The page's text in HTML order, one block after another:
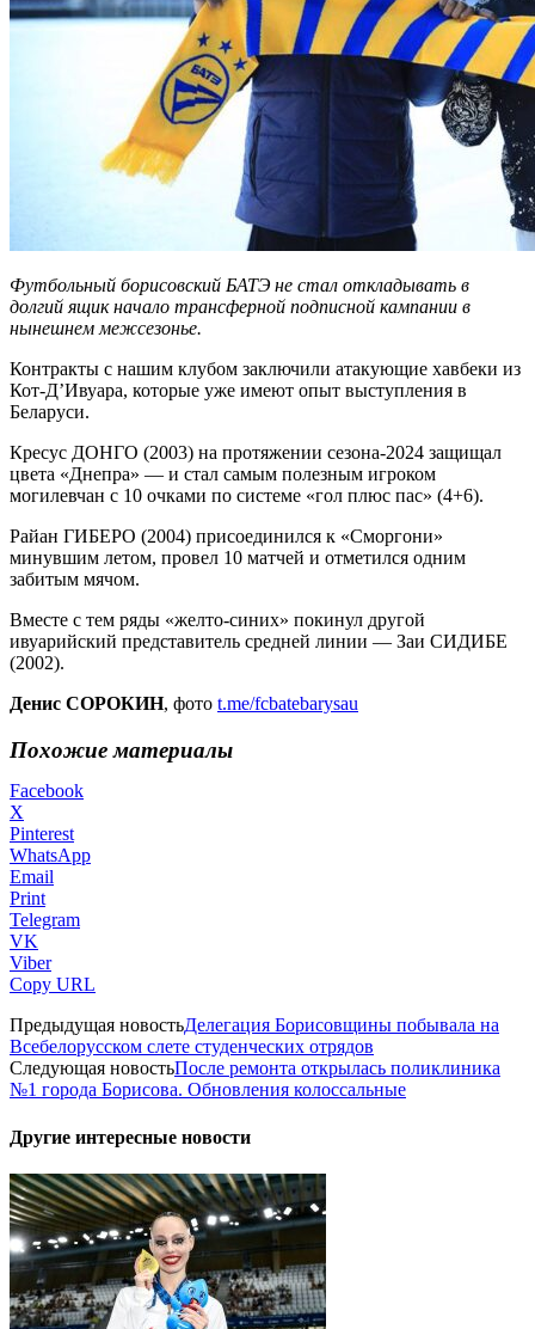
Футбольный борисовский БАТЭ не стал откладывать в
долгий ящик начало трансферной подписной кампании в
нынешнем межсезонье.
Контракты с нашим клубом заключили атакующие хавбеки из
Кот-Д’Ивуара, которые уже имеют опыт выступления в
Беларуси.
Кресус ДОНГО (2003) на протяжении сезона-2024 защищал
цвета «Днепра» — и стал самым полезным игроком
могилевчан с 10 очками по системе «гол плюс пас» (4+6).
Райан ГИБЕРО (2004) присоединился к «Сморгони»
минувшим летом, провел 10 матчей и отметился одним
забитым мячом.
Вместе с тем ряды «желто-синих» покинул другой
ивуарийский представитель средней линии — Заи СИДИБЕ
(2002).
Денис СОРОКИН, фото t.me/fcbatebarysau
Похожие материалы
Facebook
X
Pinterest
WhatsApp
Email
Print
Telegram
VK
Viber
Copy URL
Предыдущая новостьДелегация Борисовщины побывала на
Всебелорусском слете студенческих отрядов
Следующая новостьПосле ремонта открылась поликлиника
№1 города Борисова. Обновления колоссальные
Другие интересные новости